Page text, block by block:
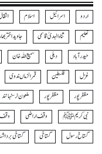
اردو اسرائیل اسلام
تعلیم
ثناءالہدیٰ قاسمی جاوید اختر
حیدرآباد
دہلی سمیع اللہ خان
غزل
فلسطین قمرالزماں ندوی
مظفر پور
مظفرپور ملعون نرسنہا نند
نبی کریمﷺ
وقف اراضی وقف
گستاخ رسول
گستاخی گستاخی